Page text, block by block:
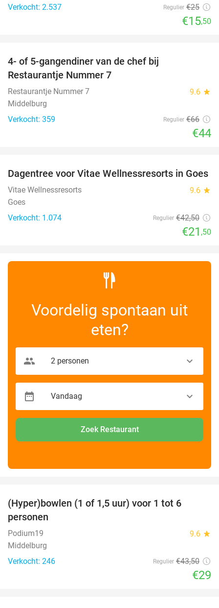
Verkocht: 2.537
Regulier €25
€15,50
4- of 5-gangendiner van de chef bij
Restaurantje Nummer 7
Restaurantje Nummer 7 9.6 star
Middelburg
Verkocht: 359
Regulier €66
€44
49%
Dagentree voor Vitae Wellnessresorts in Goes
Vitae Wellnessresorts 9.6 star
Goes
Verkocht: 1.074
Regulier €42,50
€21 ,50
Voordelig spontaan uit
eten?
Zoek Restaurant
(Hyper)bowlen (1 of 1,5 uur) voor 1 tot 6
personen
Podium19 9.6 star
Middelburg
Verkocht: 246
Regulier €43,50
€29